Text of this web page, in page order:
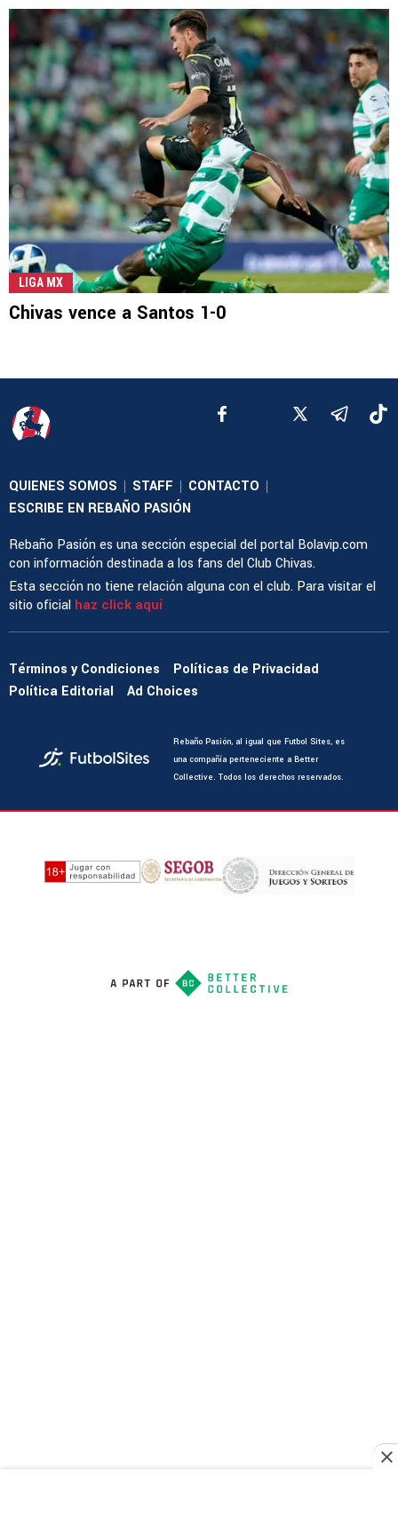
LIGA MX
Chivas vence a Santos 1-0
QUIENES SOMOS | STAFF | CONTACTO |
ESCRIBE EN REBAÑO PASIÓN
Rebaño Pasión es una sección especial del portal Bolavip.com
con información destinada a los fans del Club Chivas.
Esta sección no tiene relación alguna con el club. Para visitar el
sitio oficial haz click aquí
Términos y Condiciones
Políticas de Privacidad
Política Editorial
Ad Choices
Rebaño Pasión, al igual que Futbol Sites, es
una compañía perteneciente a Better
Collective. Todos los derechos reservados.